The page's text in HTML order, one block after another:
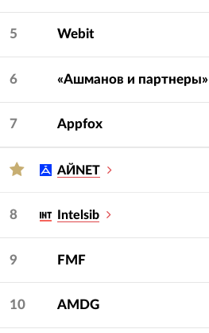
5 Webit
6 «Ашманов и партнеры»
7 Appfox
АЙNET
8 Intelsib
9 FMF
10 AMDG